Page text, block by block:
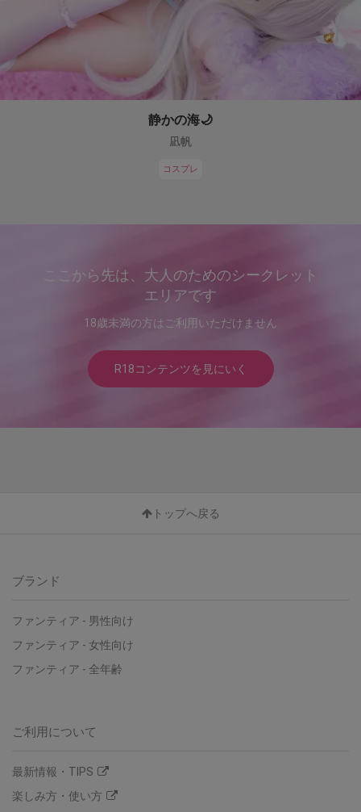
静かの海🌙
凪帆
コスプレ
ここから先は、大人のためのシークレット
エリアです
18歳未満の方はご利用いただけません
R18コンテンツを見にいく
トップへ戻る
ブランド
ファンティア - 男性向け
ファンティア - 女性向け
ファンティア - 全年齢
ご利用について
最新情報・TIPS
楽しみ方・使い方